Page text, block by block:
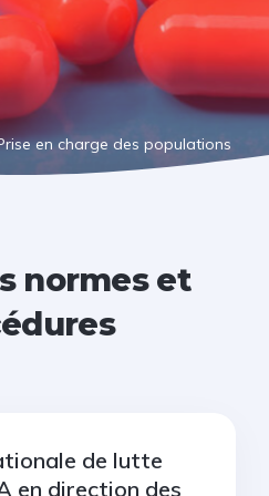
en charge des populations
normes et
de lutte
en direction des